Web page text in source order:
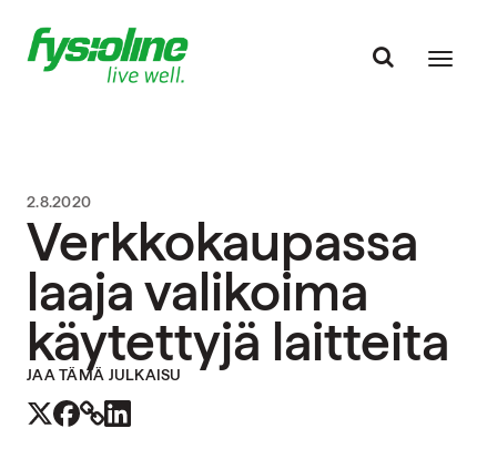
2.8.2020
Verkkokaupassa
laaja valikoima
käytettyjä laitteita
JAA TÄMÄ JULKAISU